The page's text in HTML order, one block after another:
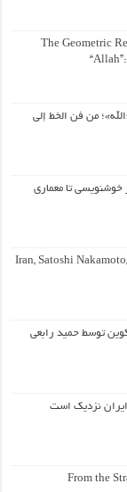
The Geometric
من فن الخط إلى
خوشنویسی تا معماری
Iran, Satoshi
توسط حمید رابعی
ایران نزدیک است
From the